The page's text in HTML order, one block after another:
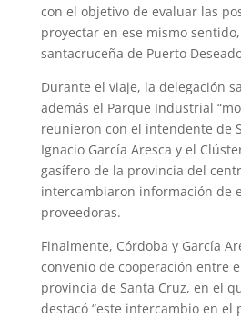
con el objetivo de evaluar las
proyectar en ese mismo
santacruceña de Puerto
Durante el viaje, la delegación
además el Parque Industrial
reunieron con el intendente de
Ignacio García Aresca y el
gasífero de la provincia del
intercambiaron información de
proveedoras.
Finalmente, Córdoba y García
convenio de cooperación entre
provincia de Santa Cruz, en el
destacó “este intercambio en el